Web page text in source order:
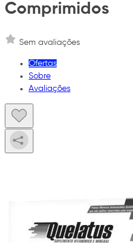
Comprimidos
Sem avaliações
Ofertas
Sobre
Avaliações